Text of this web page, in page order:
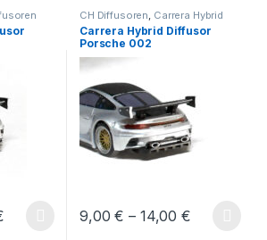
mehrere Varianten auf. Die Optionen
CH Diffusoren Carrera Hybrid
Carrera Hybrid Diffusor
Porsche 002
9,00€ – 14,00 €
Dieses Produkt weist mehrere